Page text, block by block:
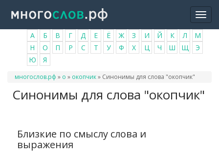
основному
содержанию
А Б В Г Д Е Ё Ж З И Й К Л
М
Н
О П Р С Т У Ф Х Ц Ч Ш Щ
Э
Ю
Я
Вы
многослов.рф » о » окопчик» Синонимы для слова "окопчик"
Синонимы для слова "окопчик"
Близкие по смыслу слова и
выражения